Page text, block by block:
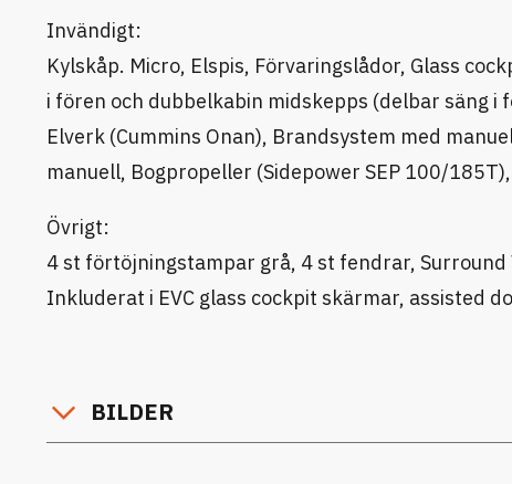
Invändigt:
Kylskåp. Micro, Elspis, Förvaringslådor, Glass
i fören och dubbelkabin midskepps (delbar säng
Elverk (Cummins Onan), Brandsystem med
manuell, Bogpropeller (Sidepower SEP 100/
Övrigt:
4 st förtöjningstampar grå, 4 st fendrar,
Inkluderat i EVC glass cockpit skärmar, assisted
BILDER